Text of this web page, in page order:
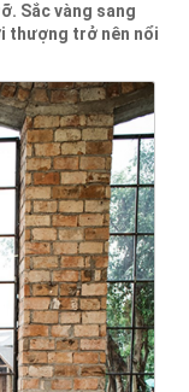
Sắc vàng sang
thượng trở nên nổi